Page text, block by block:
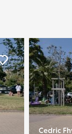
Liker
Cedric